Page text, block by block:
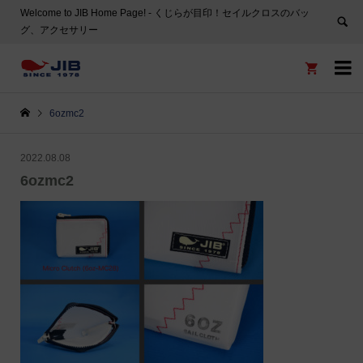
Welcome to JIB Home Page! ‐ くじらが目印！セイルクロスのバッ
グ、アクセサリー


6ozmc2
2022.08.08
6ozmc2